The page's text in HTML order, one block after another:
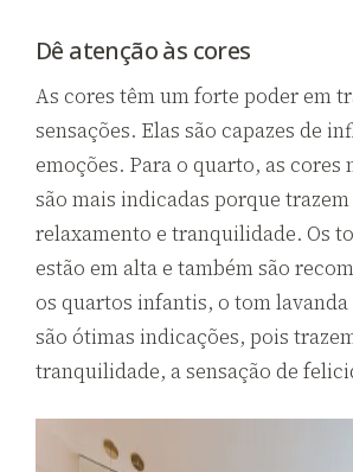
Dê atenção às cores
As cores têm um forte poder em
sensações. Elas são capazes de
emoções. Para o quarto, as cores
são mais indicadas porque trazem
relaxamento e tranquilidade. Os
estão em alta e também são
os quartos infantis, o tom
são ótimas indicações, pois
tranquilidade, a sensação de